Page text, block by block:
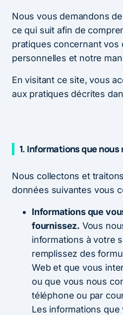
Nous vous demandons
ce qui suit afin de
pratiques concernant vos
personnelles et notre
En visitant ce site, vous
aux pratiques décrites
1. Informations que nous
Nous collectons et
données suivantes vous
Informations que
fournissez. Vous
informations à votre
remplissez des
Web et que vous
ou que vous nous
téléphone ou par
Les informations que